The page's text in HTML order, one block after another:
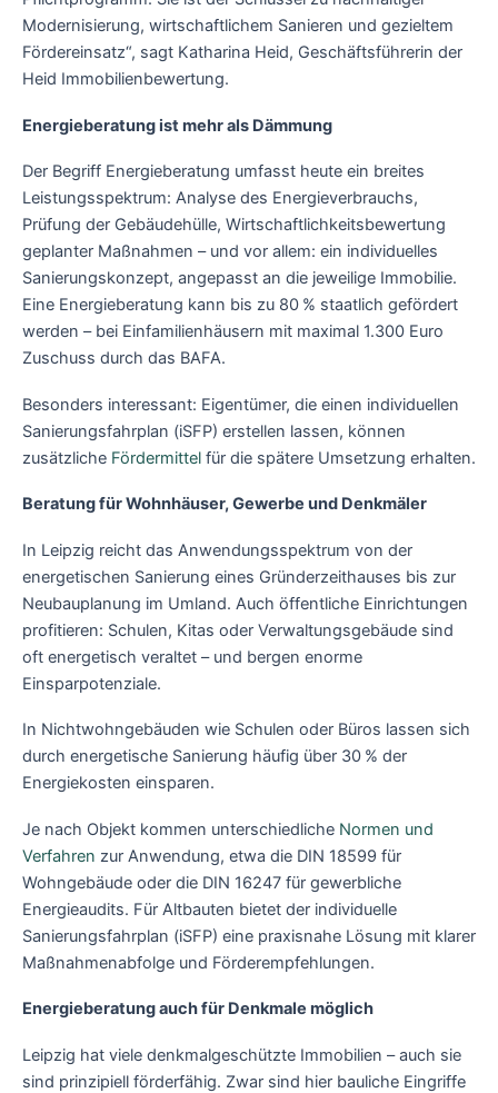
Modernisierung, wirtschaftlichem Sanieren und gezieltem
Fördereinsatz“, sagt Katharina Heid, Geschäftsführerin der
Heid Immobilienbewertung.
Energieberatung ist mehr als Dämmung
Der Begriff Energieberatung umfasst heute ein breites
Leistungsspektrum: Analyse des Energieverbrauchs,
Prüfung der Gebäudehülle, Wirtschaftlichkeitsbewertung
geplanter Maßnahmen – und vor allem: ein individuelles
Sanierungskonzept, angepasst an die jeweilige Immobilie.
Eine Energieberatung kann bis zu 80 % staatlich gefördert
werden – bei Einfamilienhäusern mit maximal 1.300 Euro
Zuschuss durch das BAFA.
Besonders interessant: Eigentümer, die einen individuellen
Sanierungsfahrplan (iSFP) erstellen lassen, können
zusätzliche Fördermittel für die spätere Umsetzung erhalten.
Beratung für Wohnhäuser, Gewerbe und Denkmäler
In Leipzig reicht das Anwendungsspektrum von der
energetischen Sanierung eines Gründerzeithauses bis zur
Neubauplanung im Umland. Auch öffentliche Einrichtungen
profitieren: Schulen, Kitas oder Verwaltungsgebäude sind
oft energetisch veraltet – und bergen enorme
Einsparpotenziale.
In Nichtwohngebäuden wie Schulen oder Büros lassen sich
durch energetische Sanierung häufig über 30 % der
Energiekosten einsparen.
Je nach Objekt kommen unterschiedliche Normen und
Verfahren zur Anwendung, etwa die DIN 18599 für
Wohngebäude oder die DIN 16247 für gewerbliche
Energieaudits. Für Altbauten bietet der individuelle
Sanierungsfahrplan (iSFP) eine praxisnahe Lösung mit klarer
Maßnahmenabfolge und Förderempfehlungen.
Energieberatung auch für Denkmale möglich
Leipzig hat viele denkmalgeschützte Immobilien – auch sie
sind prinzipiell förderfähig. Zwar sind hier bauliche Eingriffe